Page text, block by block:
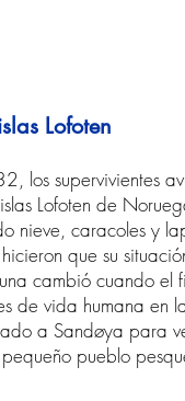
Lofoten
los supervivientes
Lofoten de
nieve, caracoles y
que su
cambió cuando
de vida humana en
a Sandøya para
pueblo